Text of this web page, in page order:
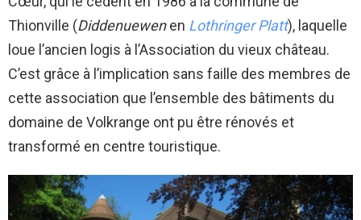
Thionville (Diddenuewenen Lothringer Platt), laquelle
loue l’ancien logis à l’Association du vieux château.
C’est grâce à l’implication sans faille des membres de
cette association que l’ensemble des bâtiments du
domaine de Volkrange ont pu être rénovés et
transformé en centre touristique.